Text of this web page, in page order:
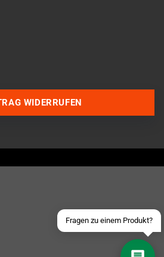
Fragen zu einem Produkt?
Über WhatsApp schreiben
Schick uns eine eMail
WIDERRUFEN